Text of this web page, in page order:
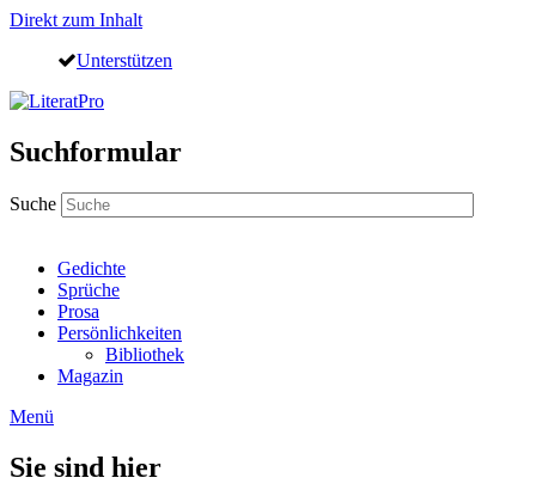
Direkt zum Inhalt
Unterstützen
Suchformular
Suche
Gedichte
Sprüche
Prosa
Persönlichkeiten
Bibliothek
Magazin
Menü
Sie sind hier